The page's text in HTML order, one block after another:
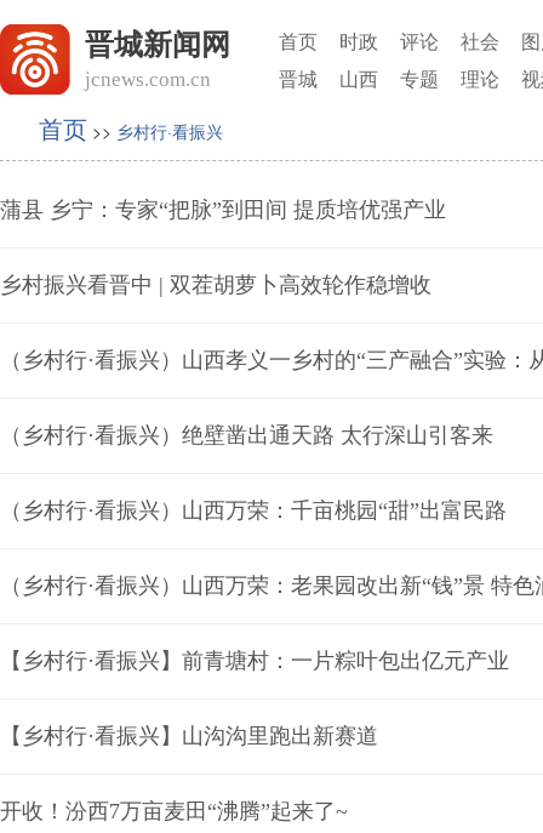
晋城新闻网
jcnews.com.cn
首页 时政 评论 社会
晋城
山西 专题 理论
首页 >> 乡村行·看振兴
蒲县 乡宁：专家“把脉”到田间 提质培优强产业
乡村振兴看晋中 | 双茬胡萝卜高效轮作稳增收
（乡村行·看振兴）山西孝义一乡村的“三产融合”实验：
（乡村行·看振兴）绝壁凿出通天路 太行深山引客来
（乡村行·看振兴）山西万荣：千亩桃园“甜”出富民路
（乡村行·看振兴）山西万荣：老果园改出新“钱”景 特
【乡村行·看振兴】前青塘村：一片粽叶包出亿元产业
【乡村行·看振兴】山沟沟里跑出新赛道
开收！汾西7万亩麦田“沸腾”起来了~